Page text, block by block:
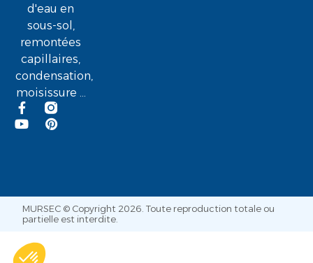
d'eau en
sous-sol,
remontées
capillaires,
condensation,
moisissure ...
MURSEC © Copyright 2026. Toute reproduction totale ou
partielle est interdite.